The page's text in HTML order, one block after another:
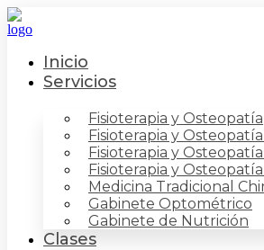
Inicio
Servicios
Fisioterapia y Osteopatía
Fisioterapia y
Fisioterapia y
Fisioterapia y
Medicina Tradicional
Gabinete Optométrico
Gabinete de Nutrición
Clases